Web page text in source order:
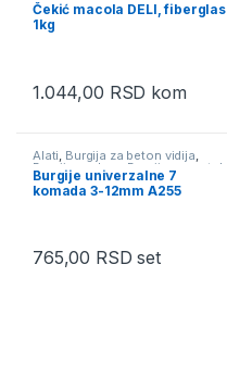
Čekić macola DELI, fiberglas
1kg
1.044,00 RSD kom
Alati, Burgija za beton vidija,
Burgija za drvo Burgija za metal
HSS,Burgija za metal HSS
setovi,Ručni alati
Burgije univerzalne 7
komada 3-12mm A255
765,00 RSD set